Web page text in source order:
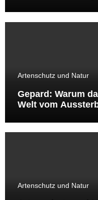
Artenschutz und Natur
Gepard: Warum
Welt vom
Artenschutz und Natur